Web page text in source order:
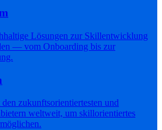
Lösungen zur Skillentwicklung
— vom Onboarding bis zur
zukunftsorientiertesten und
weltweit, um skillorientiertes